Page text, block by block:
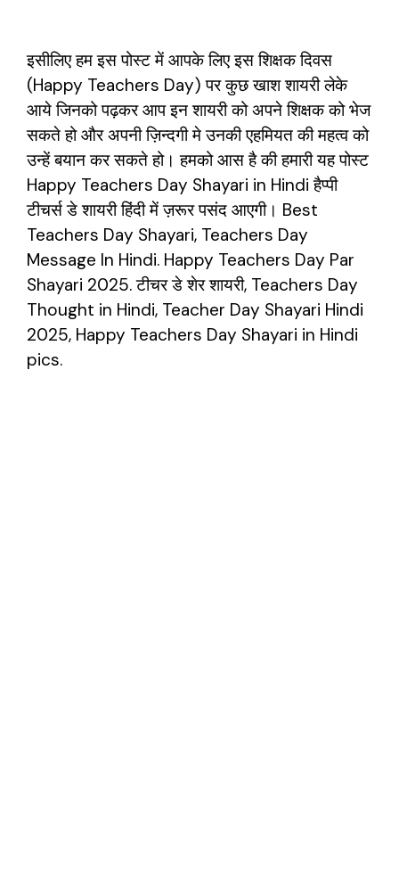
इसीलिए हम इस पोस्ट में आपके लिए इस शिक्षक दिवस
(Happy Teachers Day) पर कुछ खाश शायरी लेके
आये जिनको पढ़कर आप इन शायरी को अपने शिक्षक को भेज
सकते हो और अपनी ज़िन्दगी मे उनकी एहमियत की महत्व को
उन्हें बयान कर सकते हो। हमको आस है की हमारी यह पोस्ट
Happy Teachers Day Shayari in Hindi हैप्पी
टीचर्स डे शायरी हिंदी में ज़रूर पसंद आएगी। Best
Teachers Day Shayari, Teachers Day
Message In Hindi. Happy Teachers Day Par
Shayari 2025. टीचर डे शेर शायरी, Teachers Day
Thought in Hindi, Teacher Day Shayari Hindi
2025, Happy Teachers Day Shayari in Hindi
pics.